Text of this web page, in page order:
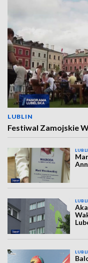
LUBLIN
Festiwal Zamojskie